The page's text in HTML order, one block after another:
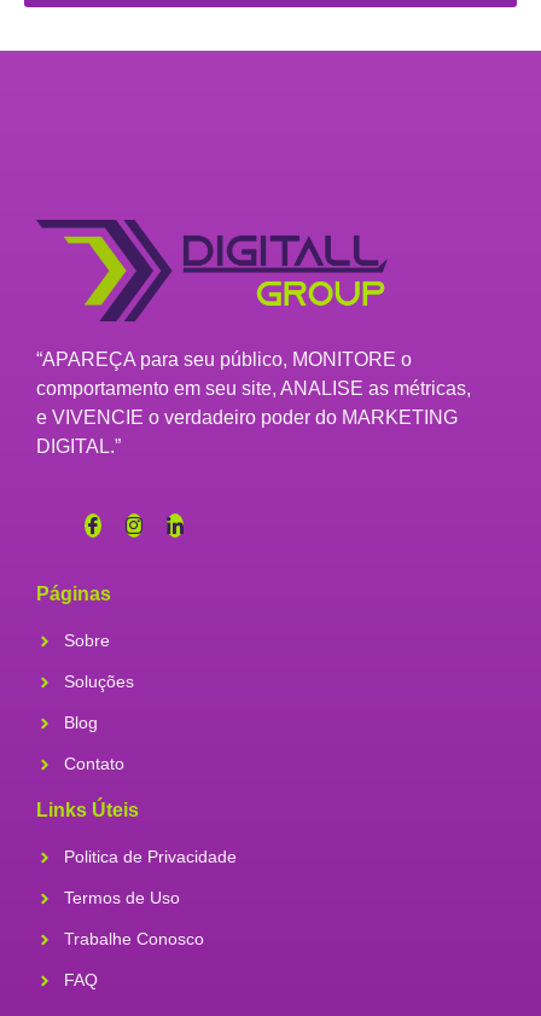
“APAREÇA para seu público, MONITORE o
comportamento em seu site, ANALISE as métricas,
e VIVENCIE o verdadeiro poder do MARKETING
DIGITAL.”
Páginas
Sobre
Soluções
Blog
Contato
Links Úteis
Politica de Privacidade
Termos de Uso
Trabalhe Conosco
FAQ